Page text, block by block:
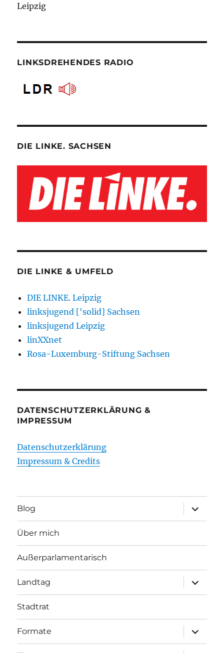
Leipzig
LINKSDREHENDES RADIO
DIE LINKE. SACHSEN
DIE LINKE & UMFELD
DIE LINKE. Leipzig
linksjugend ['solid] Sachsen
linksjugend Leipzig
linXXnet
Rosa-Luxemburg-Stiftung Sachsen
DATENSCHUTZERKLÄRUNG &
IMPRESSUM
Datenschutzerklärung
Impressum & Credits
Blog
öffnen
Über mich
Außerparlamentarisch
Landtag
öffnen
Stadtrat
Formate
öffnen